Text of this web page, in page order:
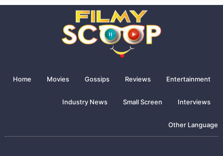
Home Movies Gossips Reviews Entertainment
Industry News Small Screen Interviews
Other Language